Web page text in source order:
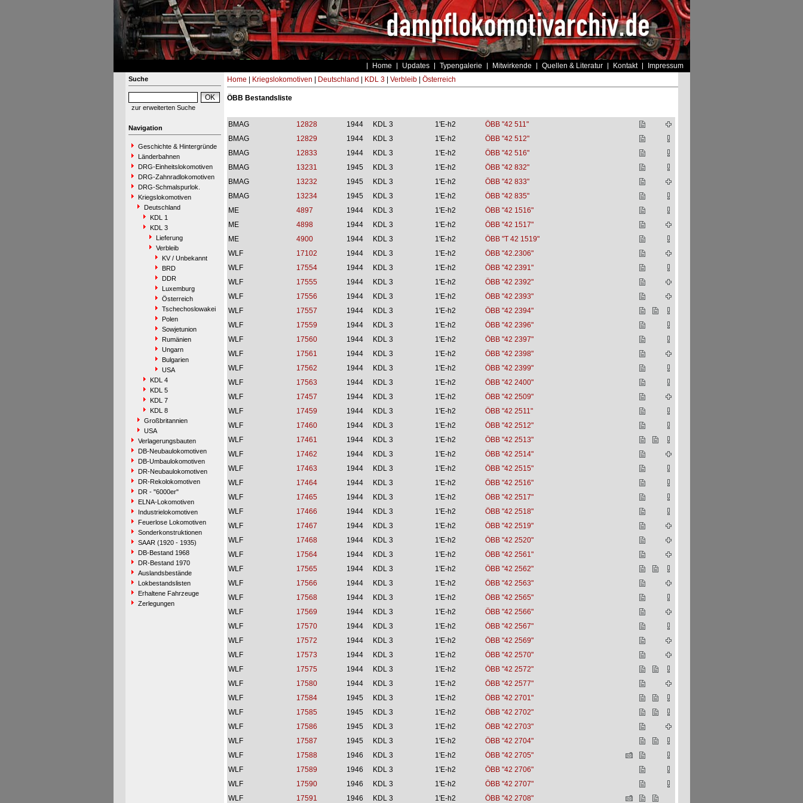
Home Updates Typengalerie Mitwirkende Quellen & Literatur Kontakt Impressum
Suche
zur erweiterten Suche
Navigation
Geschichte & Hintergründe
Länderbahnen
DRG-Einheitslokomotiven
DRG-Zahnradlokomotiven
DRG-Schmalspurlok.
Kriegslokomotiven
Deutschland
KDL 1
KDL 3
Lieferung
Verbleib
KV / Unbekannt
BRD
DDR
Luxemburg
Österreich
Tschechoslowakei
Polen
Sowjetunion
Rumänien
Ungarn
Bulgarien
USA
KDL 4
KDL 5
KDL 7
KDL 8
Großbritannien
USA
Verlagerungsbauten
DB-Neubaulokomotiven
DB-Umbaulokomotiven
DR-Neubaulokomotiven
DR-Rekolokomotiven
DR - "6000er"
ELNA-Lokomotiven
Industrielokomotiven
Feuerlose Lokomotiven
Sonderkonstruktionen
SAAR (1920 - 1935)
DB-Bestand 1968
DR-Bestand 1970
Auslandsbestände
Lokbestandslisten
Erhaltene Fahrzeuge
Zerlegungen
Home Kriegslokomotiven Deutschland KDL 3| Verbleib| Österreich
ÖBB Bestandsliste
BMAG 12828 1944 KDL 3 1'E-h2
ÖBB "42 511"
BMAG
12829 1944 KDL 3 1'E-h2
ÖBB "42 512"
BMAG
12833 1944 KDL 3 1'E-h2
ÖBB "42 516"
BMAG
13231 1945 KDL 3 1'E-h2
ÖBB "42 832"
BMAG
13232 1945 KDL 3 1'E-h2
ÖBB "42 833"
BMAG
13234 1945 KDL 3 1'E-h2
ÖBB "42 835"
ME
4897 1944 KDL 3 1'E-h2
ÖBB "42 1516"
ME
4898 1944 KDL 3 1'E-h2
ÖBB "42 1517"
ME
4900 1944 KDL 3 1'E-h2
ÖBB "T 42 1519"
WLF
17102 1944 KDL 3 1'E-h2
ÖBB "42.2306"
WLF
17554 1944 KDL 3 1'E-h2
ÖBB "42 2391"
WLF
17555 1944 KDL 3 1'E-h2
ÖBB "42 2392"
WLF
17556 1944 KDL 3 1'E-h2
ÖBB "42 2393"
WLF
17557 1944 KDL 3 1'E-h2
ÖBB "42 2394"
WLF
17559 1944 KDL 3 1'E-h2
ÖBB "42 2396"
WLF
17560 1944 KDL 3 1'E-h2
ÖBB "42 2397"
WLF
17561 1944 KDL 3 1'E-h2
ÖBB "42 2398"
WLF
17562 1944 KDL 3 1'E-h2
ÖBB "42 2399"
WLF
17563 1944 KDL 3 1'E-h2
ÖBB "42 2400"
WLF
17457 1944 KDL 3 1'E-h2
ÖBB "42 2509"
WLF
17459 1944 KDL 3 1'E-h2
ÖBB "42 2511"
WLF
17460 1944 KDL 3 1'E-h2
ÖBB "42 2512"
WLF
17461 1944 KDL 3 1'E-h2
ÖBB "42 2513"
WLF
17462 1944 KDL 3 1'E-h2
ÖBB "42 2514"
WLF
17463 1944 KDL 3 1'E-h2
ÖBB "42 2515"
WLF
17464 1944 KDL 3 1'E-h2
ÖBB "42 2516"
WLF
17465 1944 KDL 3 1'E-h2
ÖBB "42 2517"
WLF
17466 1944 KDL 3 1'E-h2
ÖBB "42 2518"
WLF
17467 1944 KDL 3 1'E-h2
ÖBB "42 2519"
WLF
17468 1944 KDL 3 1'E-h2
ÖBB "42 2520"
WLF
17564 1944 KDL 3 1'E-h2
ÖBB "42 2561"
WLF
17565 1944 KDL 3 1'E-h2
ÖBB "42 2562"
WLF
17566 1944 KDL 3 1'E-h2
ÖBB "42 2563"
WLF
17568 1944 KDL 3 1'E-h2
ÖBB "42 2565"
WLF
17569 1944 KDL 3 1'E-h2
ÖBB "42 2566"
WLF
17570 1944 KDL 3 1'E-h2
ÖBB "42 2567"
WLF
17572 1944 KDL 3 1'E-h2
ÖBB "42 2569"
WLF
17573 1944 KDL 3 1'E-h2
ÖBB "42 2570"
WLF
17575 1944 KDL 3 1'E-h2
ÖBB "42 2572"
WLF
17580 1944 KDL 3 1'E-h2
ÖBB "42 2577"
WLF
17584 1945 KDL 3 1'E-h2
ÖBB "42 2701"
WLF
17585 1945 KDL 3 1'E-h2
ÖBB "42 2702"
WLF
17586 1945 KDL 3 1'E-h2
ÖBB "42 2703"
WLF
17587 1945 KDL 3 1'E-h2
ÖBB "42 2704"
WLF
17588 1946 KDL 3 1'E-h2
ÖBB "42 2705"
WLF
17589 1946 KDL 3 1'E-h2
ÖBB "42 2706"
WLF
17590 1946 KDL 3 1'E-h2
ÖBB "42 2707"
WLF
17591 1946 KDL 3 1'E-h2 ÖBB "42 2708"